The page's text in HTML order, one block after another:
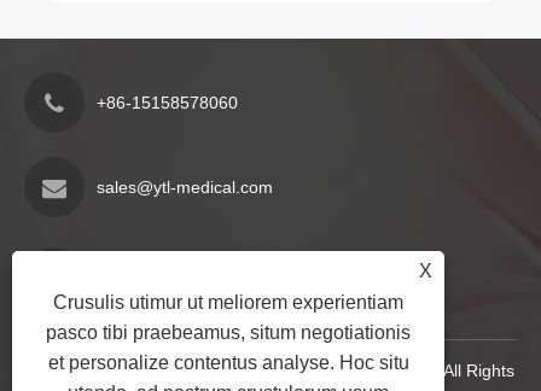
+86-15158578060
sales@ytl-medical.com
Jiangzhai Industry Zonam, Nantang oppidum,
Yueqing urbem, Zhejiang provinciae, Sina
Copyright © 2024 Yueqing Yuantianli Medical Co., Ltd. All Rights
X
Crusulis utimur ut meliorem experientiam
pasco tibi praebeamus, situm negotiationis
et personalize contentus analyse. Hoc situ